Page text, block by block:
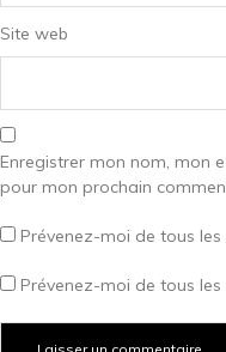
Site web
Enregistrer mon nom, mon
pour mon prochain
Prévenez-moi de tous
Prévenez-moi de tous